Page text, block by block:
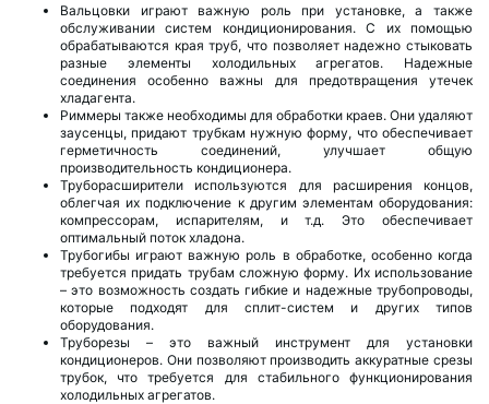
Вальцовки играют важную роль при установке, а также
обслуживании систем кондиционирования. С их помощью
обрабатываются края труб, что позволяет надежно стыковать
разные элементы холодильных агрегатов. Надежные
соединения особенно важны для предотвращения утечек
хладагента.
Риммеры также необходимы для обработки краев. Они удаляют
заусенцы, придают трубкам нужную форму, что обеспечивает
герметичность соединений, улучшает общую
производительность кондиционера.
Труборасширители используются для расширения концов,
облегчая их подключение к другим элементам оборудования:
компрессорам, испарителям, и т.д. Это обеспечивает
оптимальный поток хладона.
Трубогибы играют важную роль в обработке, особенно когда
требуется придать трубам сложную форму. Их использование
– это возможность создать гибкие и надежные трубопроводы,
которые подходят для сплит-систем и других типов
оборудования.
Труборезы – это важный инструмент для установки
кондиционеров. Они позволяют производить аккуратные срезы
трубок, что требуется для стабильного функционирования
холодильных агрегатов.